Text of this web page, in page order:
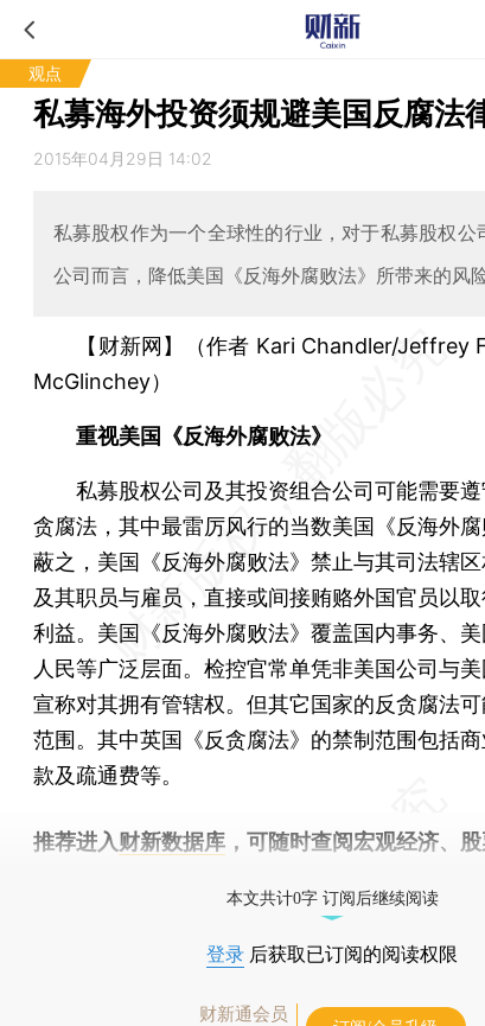
观点
私募海外投资须规避美国反腐法
2015年04月29日 14:02
私募股权作为一个全球性的行业，对于私募股权公
公司而言，降低美国《反海外腐败法》所带来的风
【财新网】（作者 Kari Chandler/Jeffrey
McGlinchey）
重视美国《反海外腐败法》
私募股权公司及其投资组合公司可能需要遵
贪腐法，其中最雷厉风行的当数美国《反海外
蔽之，美国《反海外腐败法》禁止与其司法辖
及其职员与雇员，直接或间接贿赂外国官员以
利益。美国《反海外腐败法》覆盖国内事务、
人民等广泛层面。检控官常单凭非美国公司与
宣称对其拥有管辖权。但其它国家的反贪腐法
范围。其中英国《反贪腐法》的禁制范围包括
款及疏通费等。
推荐进入财新数据库 ，可随时查阅宏观经济、
本文共计0字 订阅后继续阅读
登录 后获取已订阅的阅读权限
财新通会员